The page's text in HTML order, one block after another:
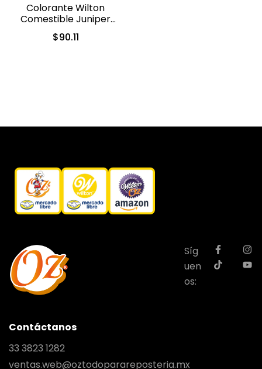
Colorante Wilton
Comestible Juniper
Green/Verde Enebro
28.3gr. (610-234)
$90.11
Síg
uen
os:
Contáctanos
33 3823 1282
ventas.web@oztodoparareposteria.mx